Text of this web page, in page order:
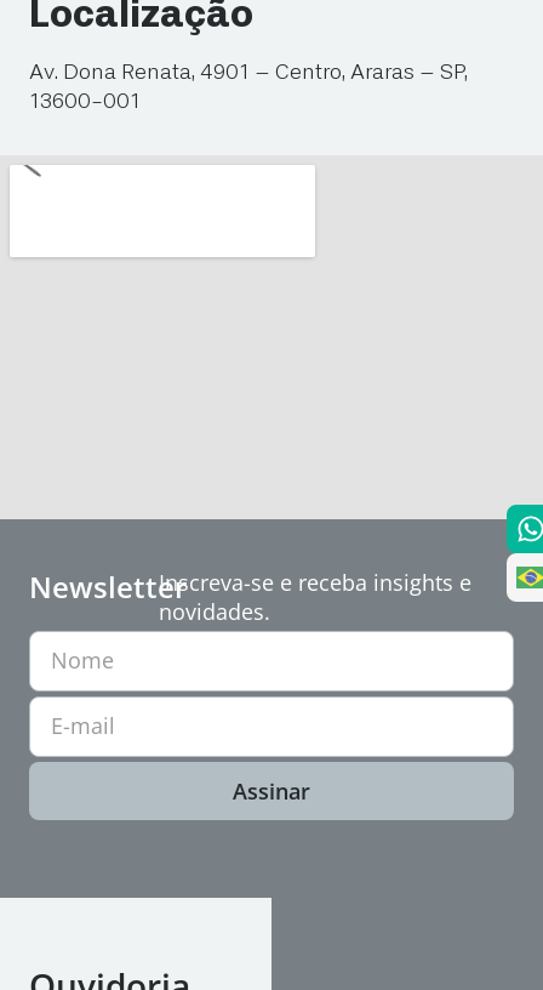
Localização
Av. Dona Renata, 4901 – Centro, Araras – SP,
13600-001
NewsletterInscreva-se e receba insights e
novidades.
Nome
E-mail
Assinar